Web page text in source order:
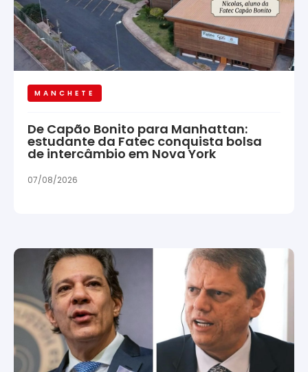
MANCHETE
De Capão Bonito para Manhattan:
estudante da Fatec conquista bolsa
de intercâmbio em Nova York
07/08/2026